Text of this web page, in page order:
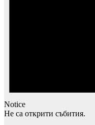
Notice
Не са открити събития.